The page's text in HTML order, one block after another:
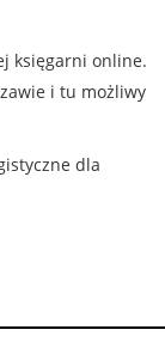
księgarni online.
i tu możliwy
dla